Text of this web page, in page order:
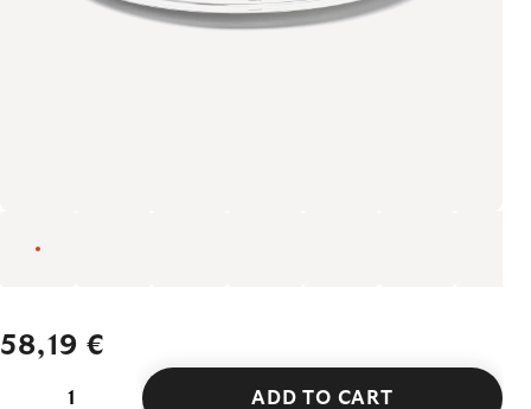
58,19 €
ADD TO CART